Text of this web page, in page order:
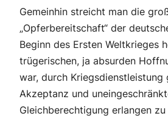
Gemeinhin streicht man die
„Opferbereitschaft“ der
Beginn des Ersten Weltkrieges
trügerischen, ja absurden
war, durch Kriegsdienstleistung
Akzeptanz und
Gleichberechtigung erlangen